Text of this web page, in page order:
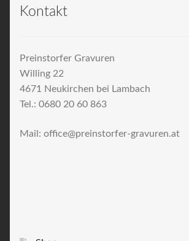
Kontakt
Preinstorfer Gravuren
Willing 22
4671 Neukirchen bei Lambach
Tel.: 0680 20 60 863
Mail: office@preinstorfer-gravuren.at